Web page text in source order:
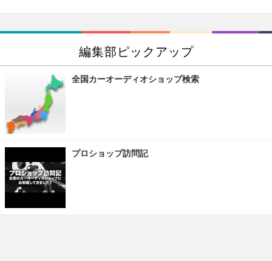
編集部ピックアップ
全国カーオーディオショップ検索
プロショップ訪問記